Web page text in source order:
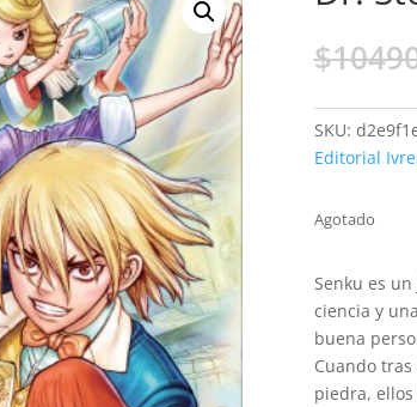
$
SKU:
Editorial
Agotado
Senku es
ciencia y
buena
Cuando
piedra,